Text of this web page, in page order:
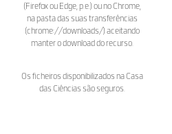
(Firefox ou Edge, p.e.) ou no Chrome,
na pasta das suas transferências
(chrome://downloads/) aceitando
manter o download do recurso.
Os ficheiros disponibilizados na Casa
das Ciências são seguros.